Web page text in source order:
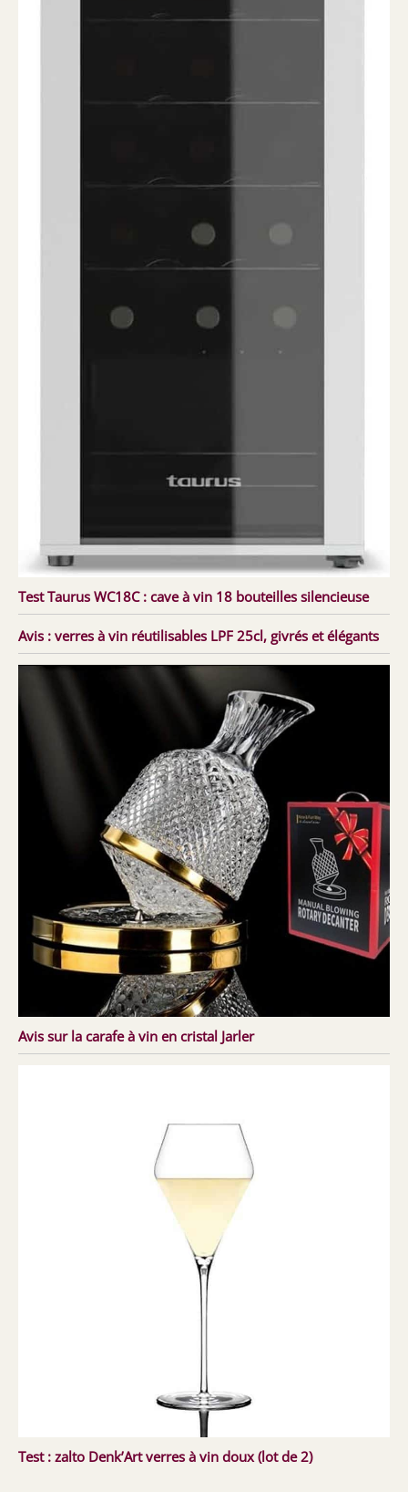
Test Taurus WC18C : cave à vin 18 bouteilles silencieuse
Avis : verres à vin réutilisables LPF 25cl, givrés et élégants
Avis sur la carafe à vin en cristal Jarler
Test : zalto Denk’Art verres à vin doux (lot de 2)